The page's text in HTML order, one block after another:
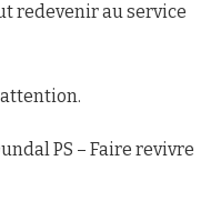
redevenir au service
PS – Faire revivre